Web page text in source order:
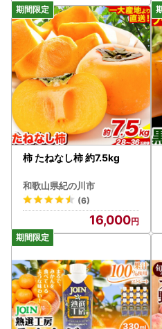
柿 たねなし柿 約7.5kg
和歌山県紀の川市
(6)
16,000